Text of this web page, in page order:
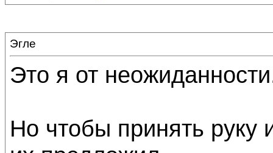
Эгле
Это я от
Но чтобы принять руку